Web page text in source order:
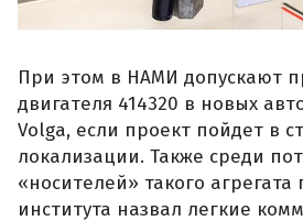
При этом в НАМИ допускают
двигателя 414320 в новых
Volga, если проект пойдет в
локализации. Также среди
«носителей» такого агрегата
института назвал легкие